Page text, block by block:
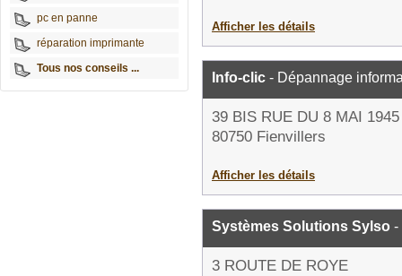
pc en panne
réparation imprimante
Tous nos conseils ...
Afficher les détails
Info-clic - Dépannage
39 BIS RUE DU 8 MAI 1945
80750 Fienvillers
Afficher les détails
Systèmes Solutions Sylso -
3 ROUTE DE ROYE